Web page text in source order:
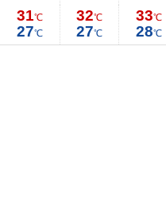
31℃
27℃
32℃
27℃
33℃
28℃